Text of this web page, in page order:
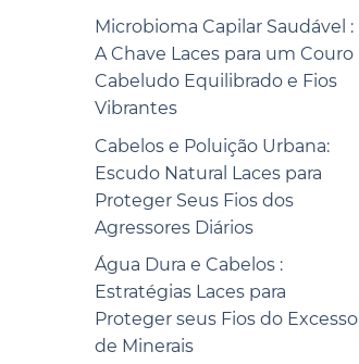
Microbioma Capilar Saudável :
A Chave Laces para um Couro
Cabeludo Equilibrado e Fios
Vibrantes
Cabelos e Poluição Urbana:
Escudo Natural Laces para
Proteger Seus Fios dos
Agressores Diários
Água Dura e Cabelos :
Estratégias Laces para
Proteger seus Fios do Excesso
de Minerais